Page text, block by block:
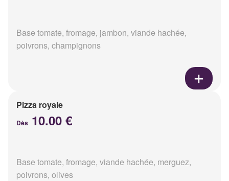
Base tomate, fromage, jambon, viande hachée,
poivrons, champignons
Pizza royale
Dès 10.00 €
Base tomate, fromage, viande hachée, merguez,
poivrons, olives